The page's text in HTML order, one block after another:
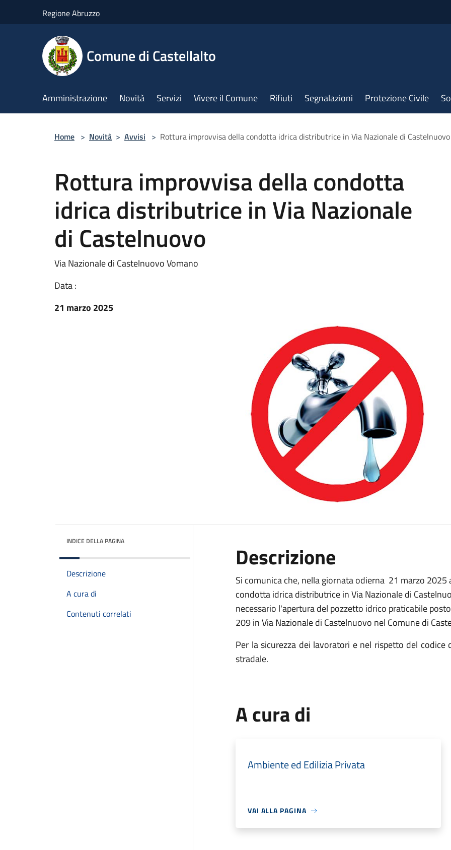
Regione Abruzzo
Comune di Castellalto
Amministrazione Novità Servizi Vivere il Comune Rifiuti Segnalazioni Protezione Civile
Home > Novità > Avvisi > Rottura improvvisa della condotta idrica distributrice in Via Nazionale di Castelnuovo
Rottura improvvisa della condotta
idrica distributrice in Via Nazionale
di Castelnuovo
Via Nazionale di Castelnuovo Vomano
Data :
21 marzo 2025
INDICE DELLA PAGINA
Descrizione
A cura di
Contenuti correlati
Descrizione
Si comunica che, nella giornata odierna 21 marzo 2025
condotta idrica distributrice in Via Nazionale di
necessario l'apertura del pozzetto idrico praticabile
209 in Via Nazionale di Castelnuovo nel Comune di
Per la sicurezza dei lavoratori e nel rispetto del
stradale.
A cura di
Ambiente ed Edilizia Privata
VAI ALLA PAGINA